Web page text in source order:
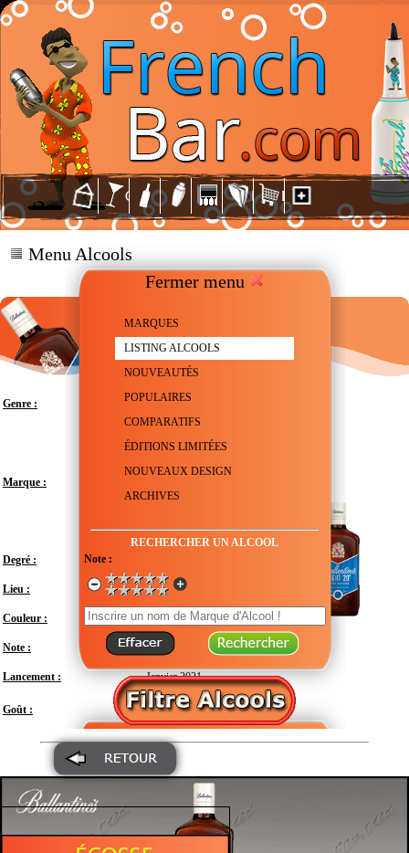
Fermer menu
MARQUES
LISTING ALCOOLS
NOUVEAUTÉS
POPULAIRES
COMPARATIFS
ÉDITIONS LIMITÉES
NOUVEAUX DESIGN
ARCHIVES
RECHERCHER UN ALCOOL
Note :
Menu Alcools
Genre : Scotch Whisky
Marque :
Degré :
Lieu : Royaume-Uni - Écosse
Couleur :
Note : En attente de test
Lancement : Janvier 2021
Goût : Doux